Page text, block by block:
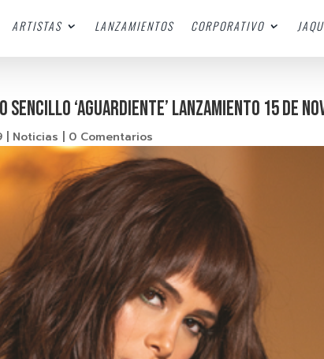
ARTISTAS LANZAMIENTOS CORPORATIVO
SENCILLO ‘AGUARDIENTE’ LANZAMIENTO 15 DE
| Noticias | 0 Comentarios